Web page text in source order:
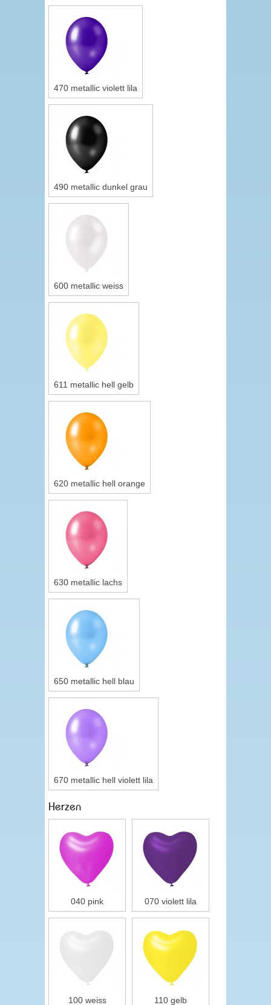
470 metallic violett lila
490 metallic dunkel grau
600 metallic weiss
611 metallic hell gelb
620 metallic hell orange
630 metallic lachs
650 metallic hell blau
670 metallic hell violett lila
Herzen
040 pink 070 violett lila
100 weiss 110 gelb